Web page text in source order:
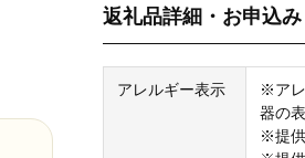
返礼品詳細・お申込
アレルギー表示
※ア
器の
※提供